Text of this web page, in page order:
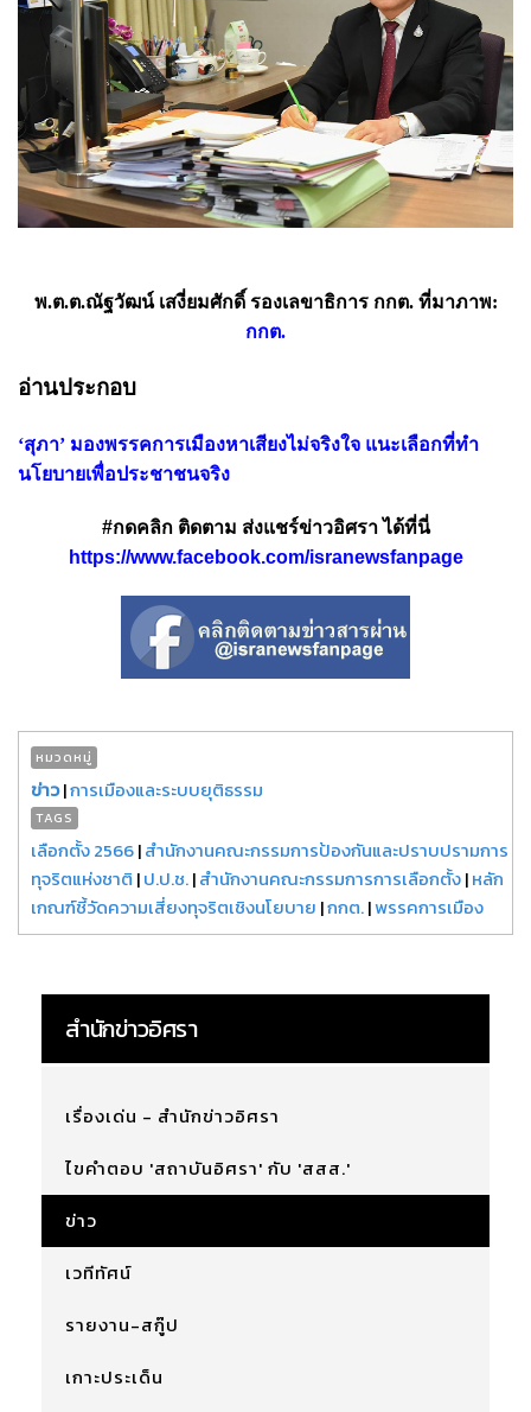
พ.ต.ต.ณัฐวัฒน์ เสงี่ยมศักดิ์ รองเลขาธิการ กกต. ที่มาภาพ:
กกต.
อ่านประกอบ
‘สุภา’ มองพรรคการเมืองหาเสียงไม่จริงใจ แนะเลือกที่ทำ
นโยบายเพื่อประชาชนจริง
#กดคลิก ติดตาม ส่งแชร์ข่าวอิศรา ได้ที่นี่
https://www.facebook.com/isranewsfanpage
หมวดหมู่
ข่าว|การเมืองและระบบยุติธรรม
TAGS
เลือกตั้ง 2566|สำนักงานคณะกรรมการป้องกันและปราบปรามการ
ทุจริตแห่งชาติ |ป.ป.ช.|สำนักงานคณะกรรมการการเลือกตั้ง|หลัก
เกณฑ์ชี้วัดความเสี่ยงทุจริตเชิงนโยบาย |กกต.|พรรคการเมือง
สำนักข่าวอิศรา
เรื่องเด่น - สำนักข่าวอิศรา
ไขคำตอบ 'สถาบันอิศรา' กับ 'สสส.'
ข่าว
เวทีทัศน์
รายงาน-สกู๊ป
เกาะประเด็น